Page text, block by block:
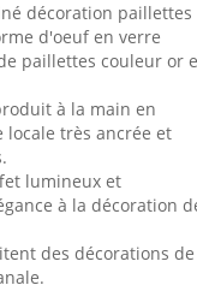
décoration paillettes
d'oeuf en verre
paillettes couleur or
à la main en
très ancrée et
lumineux et
à la décoration
des décorations de